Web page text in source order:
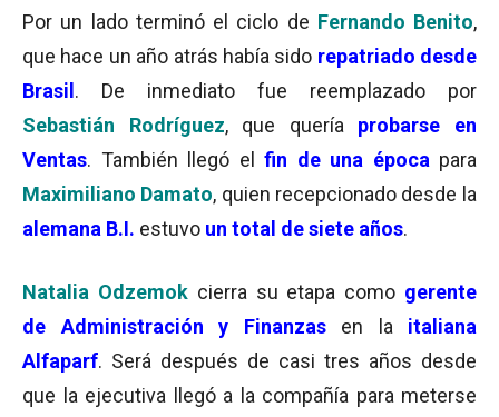
Por un lado terminó el ciclo de Fernando Benito,
que hace un año atrás había sido repatriado desde
Brasil . De inmediato fue reemplazado por
Sebastián Rodríguez, que quería probarse en
Ventas. También llegó el fin de una época para
Maximiliano Damato, quien recepcionado desde la
alemana B.I. estuvo un total de siete años.
Natalia Odzemokcierra su etapa como gerente
de Administración y Finanzas
en la italiana
Alfaparf. Será después de casi tres años desde
que la ejecutiva llegó a la compañía para meterse